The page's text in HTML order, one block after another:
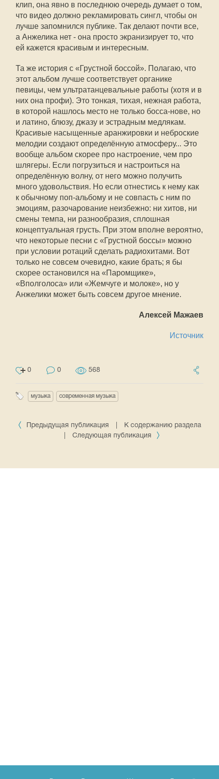
клип, она явно в последнюю очередь думает о том,
что видео должно рекламировать сингл, чтобы он
лучше запомнился публике. Так делают почти все,
а Анжелика нет - она просто экранизирует то, что
ей кажется красивым и интересным.
Та же история с «Грустной боссой». Полагаю, что
этот альбом лучше соответствует органике
певицы, чем ультратанцевальные работы (хотя и в
них она профи). Это тонкая, тихая, нежная работа,
в которой нашлось место не только босса-нове, но
и латино, блюзу, джазу и эстрадным медлякам.
Красивые насыщенные аранжировки и неброские
мелодии создают определённую атмосферу... Это
вообще альбом скорее про настроение, чем про
шлягеры. Если погрузиться и настроиться на
определённую волну, от него можно получить
много удовольствия. Но если отнестись к нему как
к обычному поп-альбому и не совпасть с ним по
эмоциям, разочарование неизбежно: ни хитов, ни
смены темпа, ни разнообразия, сплошная
концептуальная грусть. При этом вполне вероятно,
что некоторые песни с «Грустной боссы» можно
при условии ротаций сделать радиохитами. Вот
только не совсем очевидно, какие брать; я бы
скорее остановился на «Паромщике»,
«Вполголоса» или «Жемчуге и молоке», но у
Анжелики может быть совсем другое мнение.
Алексей Мажаев
Источник
0 0 568
музыка современная музыка
Предыдущая публикация
К содержанию раздела
Следующая публикация